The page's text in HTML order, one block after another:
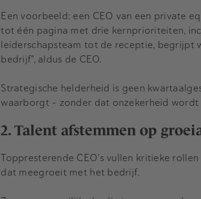
Een voorbeeld: een CEO van een private
tot één pagina met drie kernprioriteiten,
leiderschapsteam tot de receptie, begrijpt
bedrijf", aldus de CEO.
Strategische helderheid is geen
waarborgt – zonder dat onzekerheid
2. Talent afstemmen op
Toppresterende CEO’s vullen kritieke
dat meegroeit met het bedrijf.